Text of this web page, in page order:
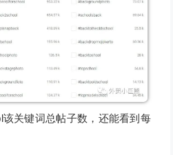
关键词总帖子数，还能看到每